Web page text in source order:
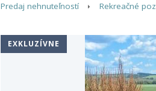
Predaj nehnuteľností Rekreačné
EXKLUZÍVNE